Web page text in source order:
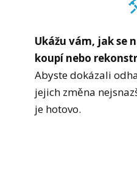
Ukážu vám, jak se
koupí nebo
Abyste dokázali
jejich změna
je hotovo.